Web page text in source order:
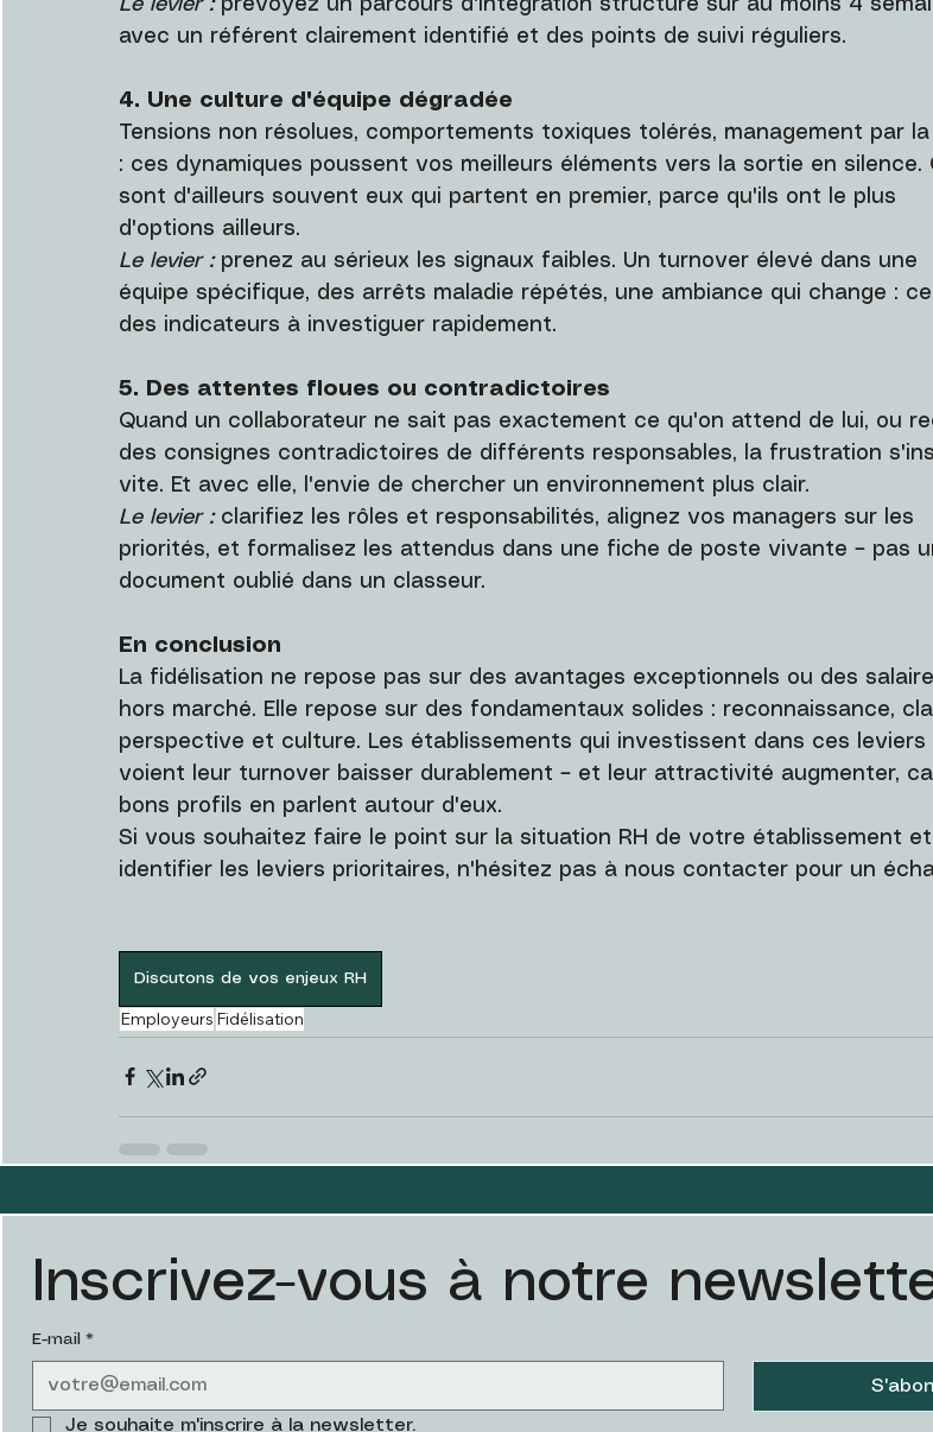
Le levier : prévoyez un parcours d'intégration structuré sur au moins 4
avec un référent clairement identifié et des points de suivi réguliers.
4. Une culture d'équipe dégradée
Tensions non résolues, comportements toxiques tolérés, management par
: ces dynamiques poussent vos meilleurs éléments vers la sortie en silence.
sont d'ailleurs souvent eux qui partent en premier, parce qu'ils ont le plus
d'options ailleurs.
Le levier : prenez au sérieux les signaux faibles. Un turnover élevé dans une
équipe spécifique, des arrêts maladie répétés, une ambiance qui change :
des indicateurs à investiguer rapidement.
5. Des attentes floues ou contradictoires
Quand un collaborateur ne sait pas exactement ce qu'on attend de lui, ou
des consignes contradictoires de différents responsables, la frustration
vite. Et avec elle, l'envie de chercher un environnement plus clair.
Le levier : clarifiez les rôles et responsabilités, alignez vos managers sur les
priorités, et formalisez les attendus dans une fiche de poste vivante – pas
document oublié dans un classeur.
En conclusion
La fidélisation ne repose pas sur des avantages exceptionnels ou des
hors marché. Elle repose sur des fondamentaux solides : reconnaissance,
perspective et culture. Les établissements qui investissent dans ces leviers
voient leur turnover baisser durablement – et leur attractivité augmenter,
bons profils en parlent autour d'eux.
Si vous souhaitez faire le point sur la situation RH de votre établissement et
identifier les leviers prioritaires, n'hésitez pas à nous contacter pour un
Discutons de vos enjeux RH
Employeurs Fidélisation
Inscrivez-vous à notre
E-mail *
Je souhaite m'inscrire à la newsletter.